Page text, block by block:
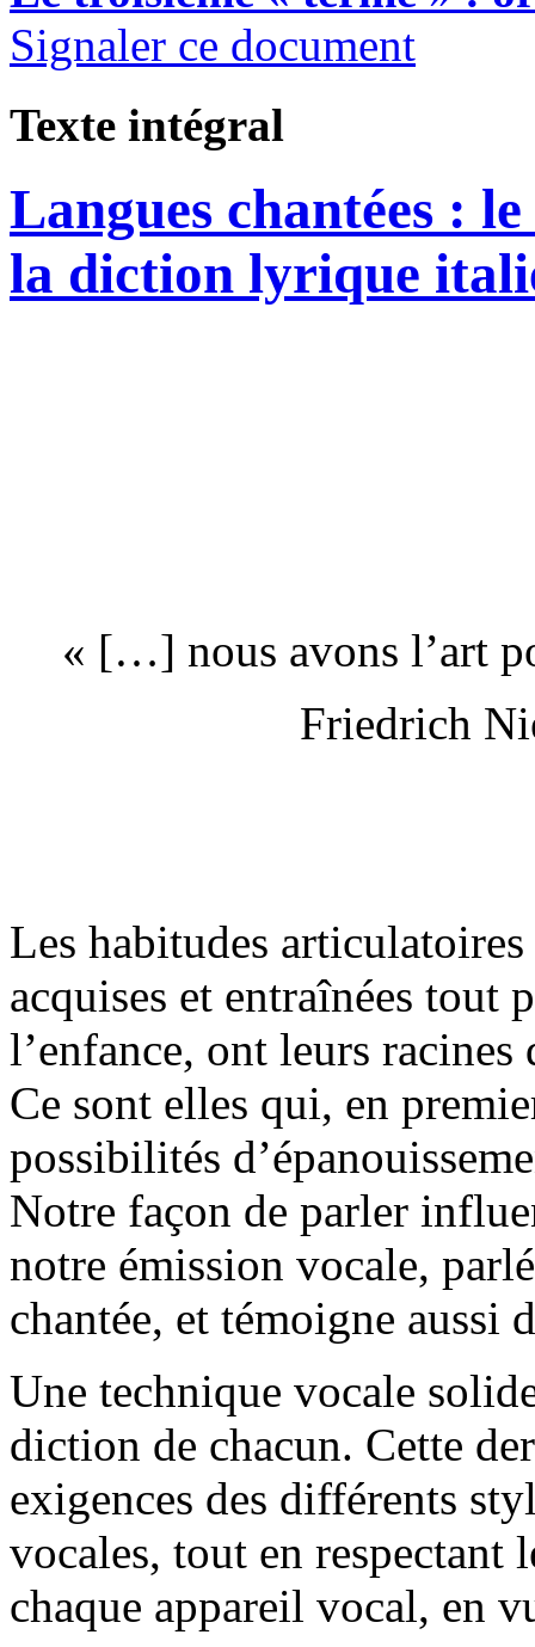
Signaler ce document
Texte intégral
Langues chantées :
la diction lyrique
« […] nous avons l’art
Friedrich
Les habitudes
acquises et entraînées tout
l’enfance, ont leurs racines
Ce sont elles qui, en
possibilités
Notre façon de parler
notre émission vocale,
chantée, et témoigne aussi
Une technique vocale
diction de chacun. Cette
exigences des différents
vocales, tout en
chaque appareil vocal, en